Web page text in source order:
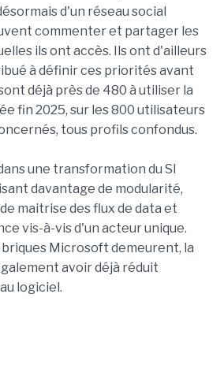
d'un réseau social
commenter et partager les
ils ont accès. Ils ont d'ailleurs
à définir ces priorités avant
déjà près de 480 à utiliser la
fin 2025, sur les 800 utilisateurs
tous profils confondus.
une transformation du SI
davantage de modularité,
maitrise des flux de data et
vis-à-vis d'un acteur unique.
Microsoft demeurent, la
avoir déjà réduit
logiciel.